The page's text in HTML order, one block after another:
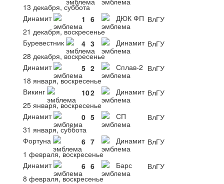
13 декабря, суббота
Динамит
1 6 ДЮК ФП ВлГУ
21 декабря, воскресенье
Буревестник
4 3 Динамит ВлГУ
28 декабря, воскресенье
Динамит
5 2 Сплав-2 ВлГУ
18 января, воскресенье
Викинг
102 Динамит ВлГУ
25 января, воскресенье
Динамит
0 5 СП
ВлГУ
31 января, суббота
Фортуна
6 7 Динамит ВлГУ
1 февраля, воскресенье
Динамит
6 6 Барс
ВлГУ
8 февраля, воскресенье